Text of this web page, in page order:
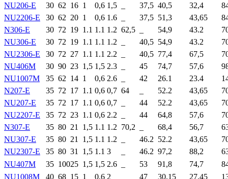
NU206-E
30 62 16 1 0,6 1,5 37,5 40,5 32,4
NU2206-E
30 62 20 1 0,6 1.6 37,5 51,3 43,65
N306-E
30 72 19 1.1 1.1 1.2 62,5 54,9 43.2
NU306-E
30 72 19 1.1 1.1 1.2 40,5 54,9 43.2
NU2306-E
30 72 27 1.1 1.1 2.2 40,5 77,4 67,5
NU406M
30 90 23 1,5 1,5 2.3 45 74,7 57,6
NU1007M
35 62 14 1 0,6 2.6 42 26.1 23.4
N207-E
35 72 17 1.1 0,6 0,7 64 52.2 43,65
NU207-E
35 72 17 1.1 0,6 0,7 44 52.2 43,65
NU2207-E
35 72 23 1.1 0,6 2.2 44 64,8 57,6
N307-E
35 80 21 1,5 1.1 1.2 70,2 68,4 56,7
NU307-E
35 80 21 1,5 1.1 1.2 46.2 52.2 43,65
NU2307-E
35 80 31 1,5 1.1 3 46.2 97,2 88,2
NU407M
35 10025 1,5 1,5 2.6 53 91,8 74,7
NU1008M
40 68 15 1 0,6 2 47 30.15 27.45